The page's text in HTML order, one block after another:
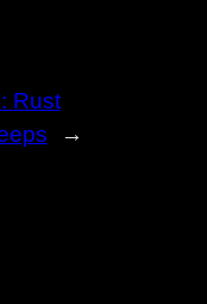
Rust
→